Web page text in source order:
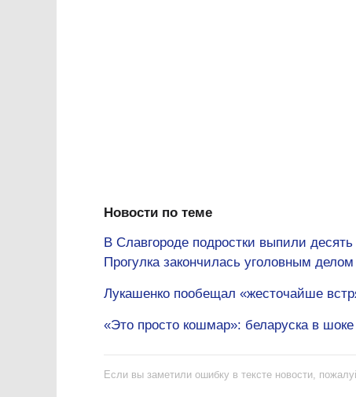
Новости по теме
В Славгороде подростки выпили
Прогулка закончилась уголовным делом
Лукашенко пообещал «жесточайше
«Это просто кошмар»: беларуска в
Если вы заметили ошибку в тексте новости,